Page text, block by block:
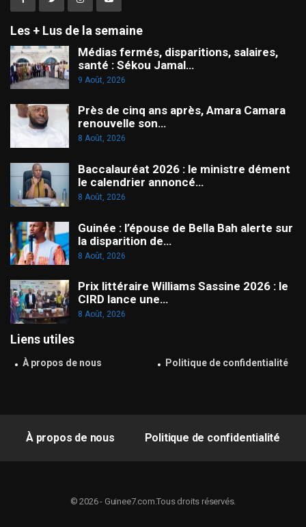
Les + Lus de la semaine
Médias fermés, disparitions, salaires,
santé : Sékou Jamal…
9 Août, 2026
Près de cinq ans après, Amara Camara
renouvelle son…
8 Août, 2026
Baccalauréat 2026 : le ministre dément
le calendrier annoncé…
8 Août, 2026
Guinée : l’épouse de Bella Bah alerte sur
la disparition de…
8 Août, 2026
Prix littéraire Williams Sassine 2026 : le
CIRD lance une…
8 Août, 2026
Liens utiles
À propos de nous Politique de confidentialité
À propos de nous Politique de confidentialité
© 2026 - Guinee7.com.Tous droits réservés.